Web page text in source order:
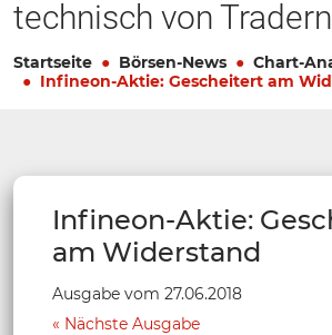
technisch von
Startseite Börsen-News
Chart-
Infineon-Aktie: Gescheitert am
Infineon-Aktie:
am Widerstand
Ausgabe vom 27.06.2018
Nächste Ausgabe